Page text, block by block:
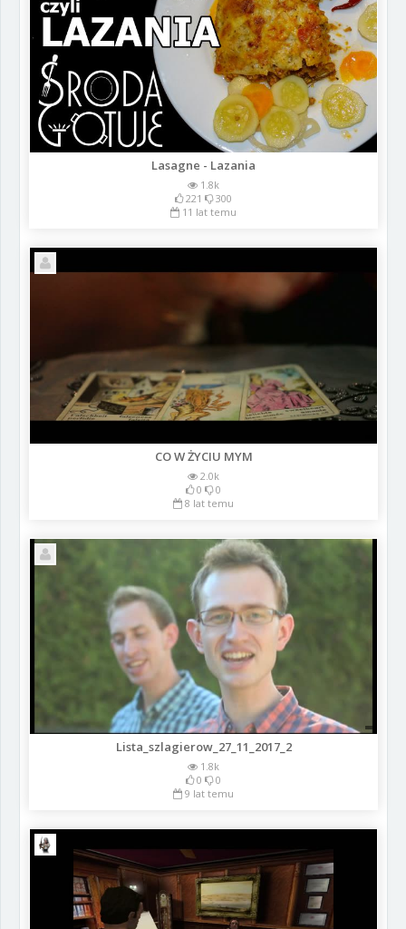
Lasagne - Lazania
1.8k
221
300
11 lat temu
CO W ŻYCIU MYM
2.0k
0
0
8 lat temu
Lista_szlagierow_27_11_2017_2
1.8k
0
0
9 lat temu